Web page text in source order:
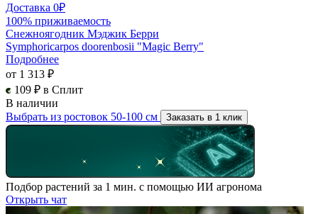
Доставка 0₽
100% приживаемость
Снежноягодник Мэджик Берри
Symphoricarpos doorenbosii "Magic Berry"
Подробнее
от 1 313 ₽
109 ₽ в Сплит
В наличии
Выбрать из ростовок 50-100 см
Заказать в 1 клик
Подбор растений за 1 мин. с помощью ИИ агронома
Открыть чат